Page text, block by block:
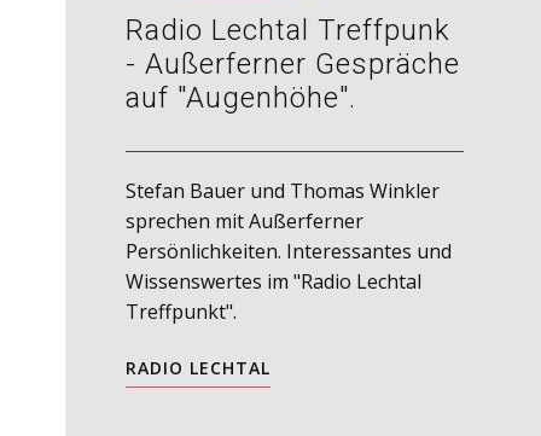
Radio Lechtal Treffpunk
- Außerferner Gespräche
auf "Augenhöhe".
Stefan Bauer und Thomas Winkler
sprechen mit Außerferner
Persönlichkeiten. Interessantes und
Wissenswertes im "Radio Lechtal
Treffpunkt".
RADIO LECHTAL